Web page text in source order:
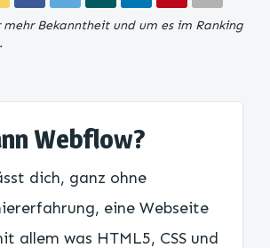
mehr Bekanntheit und um es im Ranking
Webflow?
dich, ganz ohne
eine Webseite
allem was HTML5, CSS und